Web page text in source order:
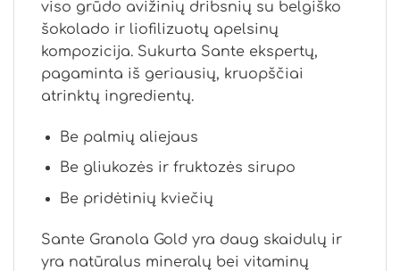
viso grūdo avižinių dribsnių su belgiško
šokolado ir liofilizuotų apelsinų
kompozicija. Sukurta Sante ekspertų,
pagaminta iš geriausių, kruopščiai
atrinktų ingredientų.
Be palmių aliejaus
Be gliukozės ir fruktozės sirupo
Be pridėtinių kviečių
Sante Granola Gold yra daug skaidulų ir
yra natūralus mineralų bei vitaminų